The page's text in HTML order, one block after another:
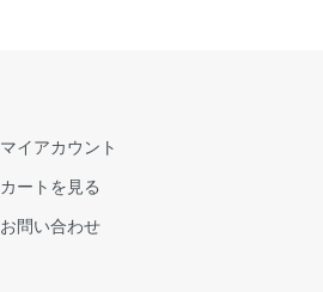
マイアカウント
カートを見る
お問い合わせ